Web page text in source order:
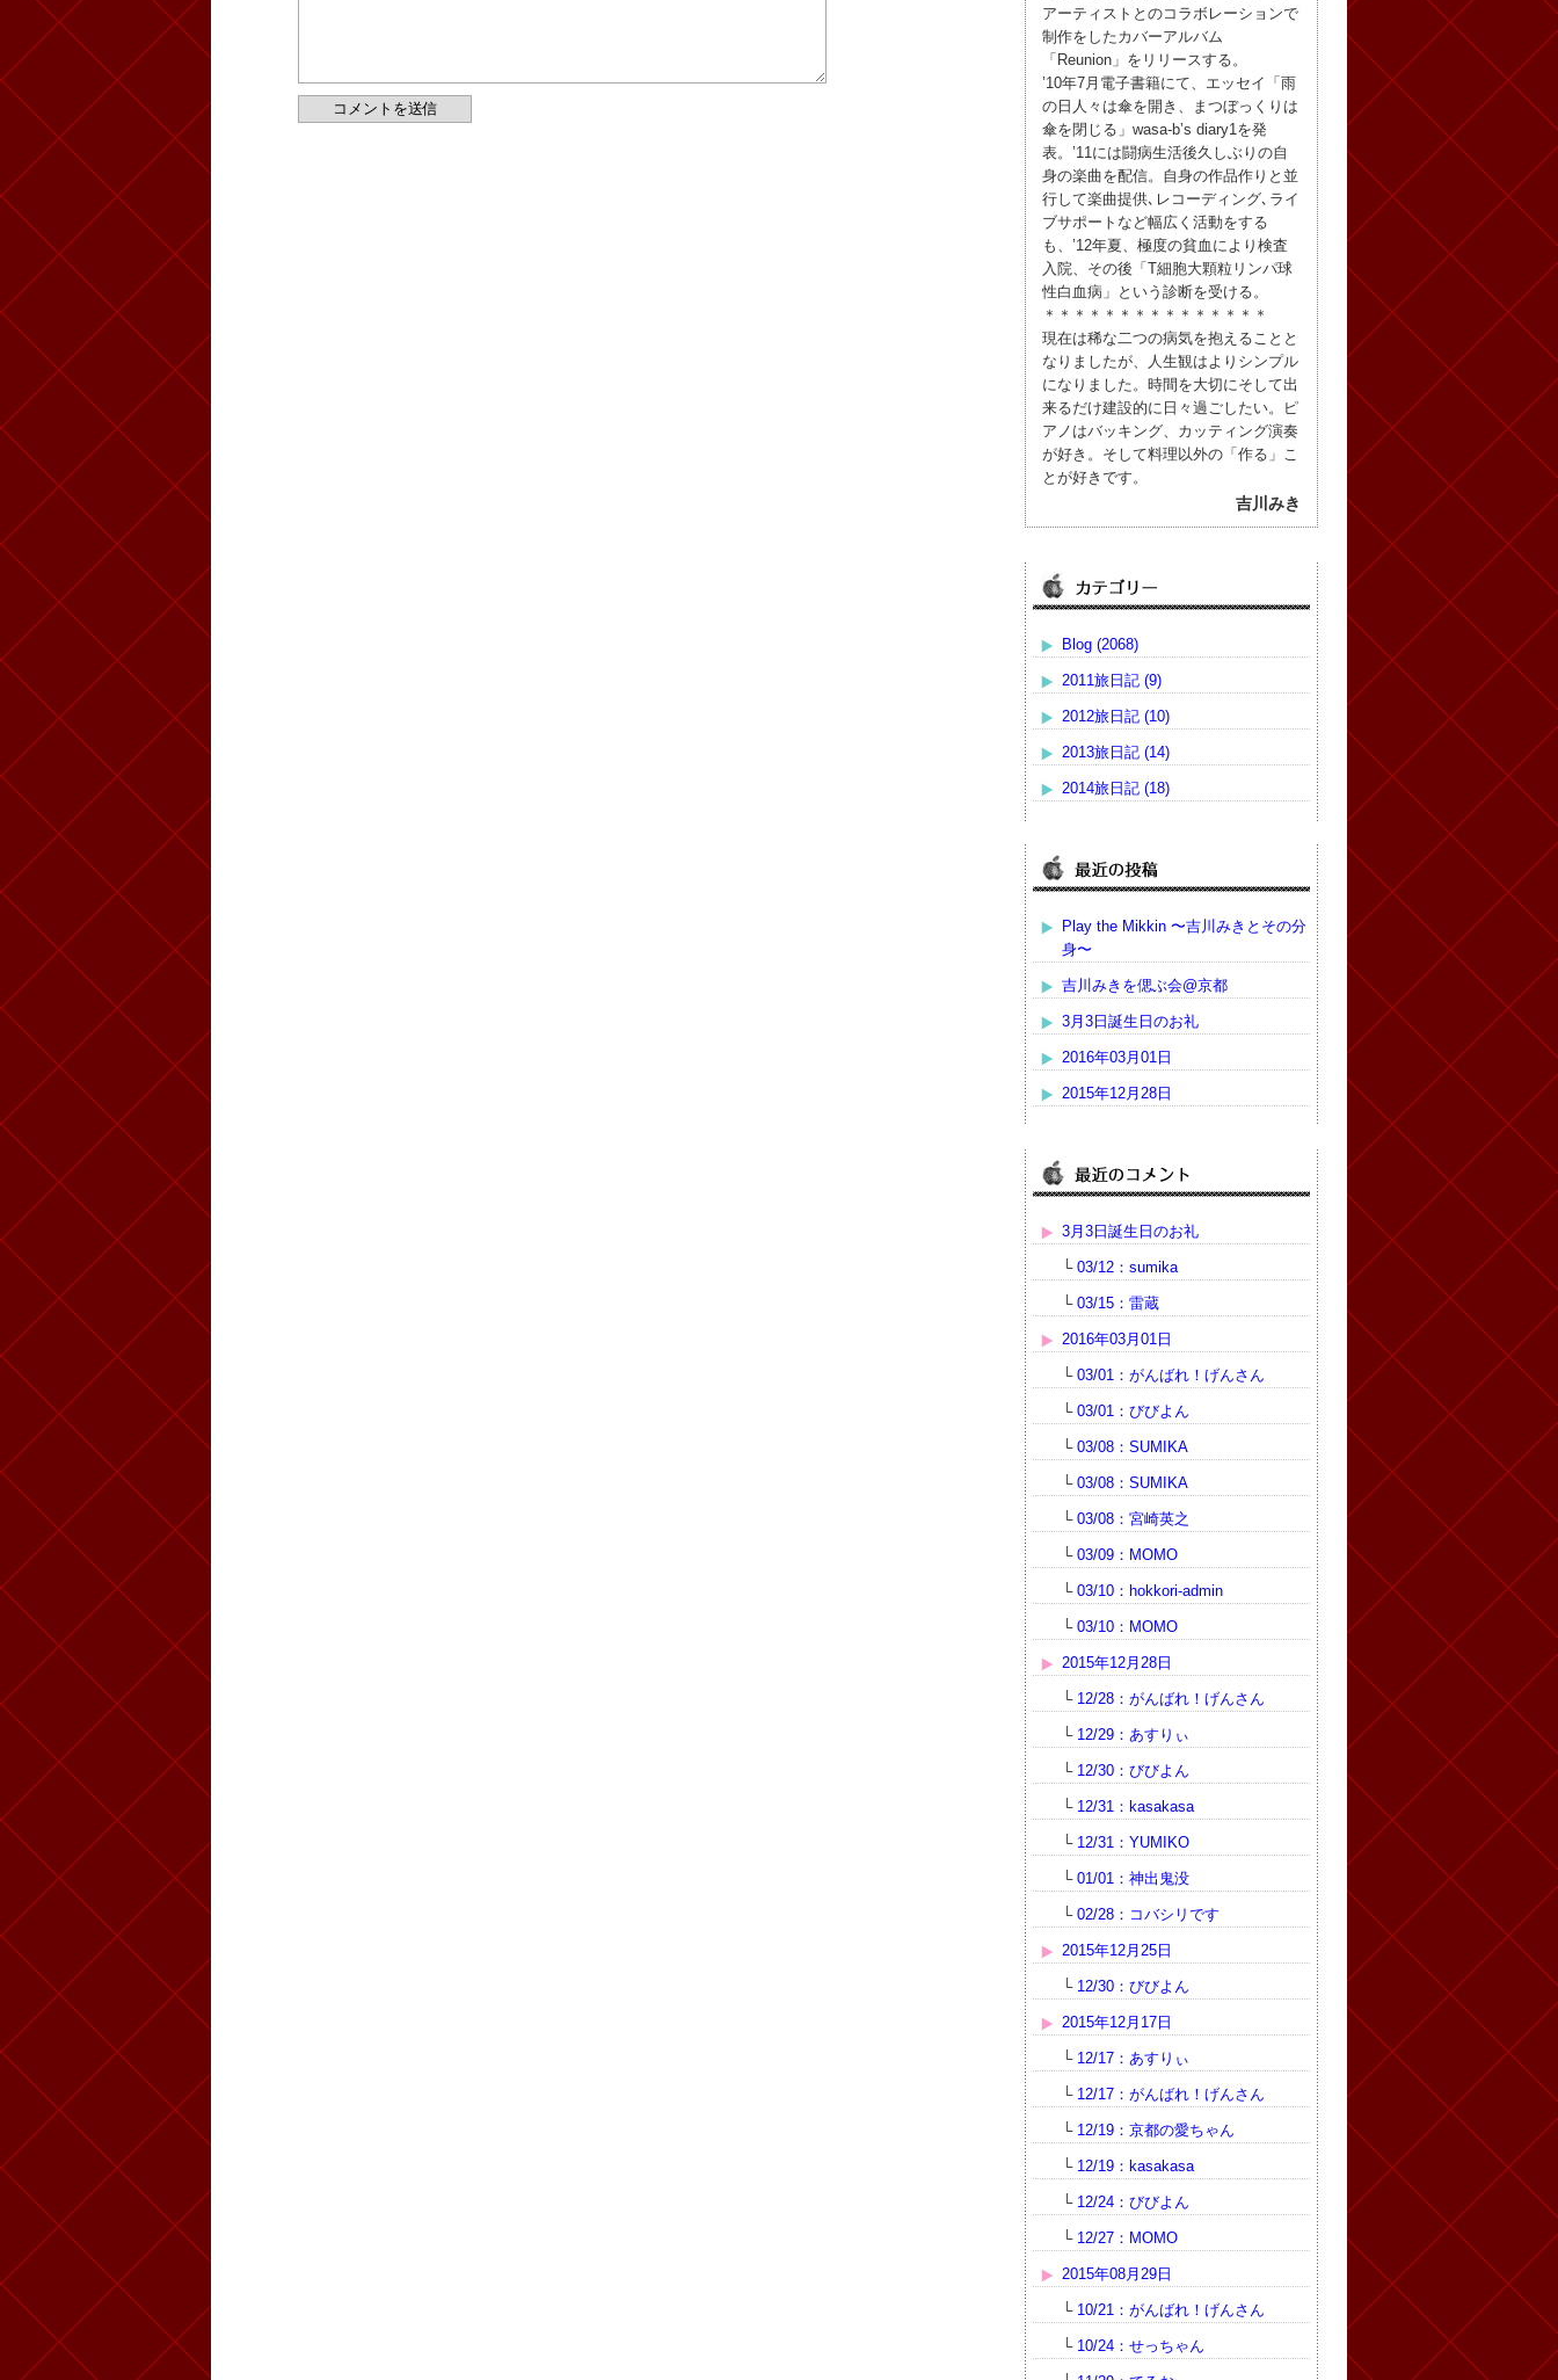
アーティストとのコラボレーションで
制作をしたカバーアルバム
「Reunion」をリリースする。
’10年7月電子書籍にて、エッセイ「雨
の日人々は傘を開き、まつぼっくりは
傘を閉じる」wasa-b’s diary1を発
表。’11には闘病生活後久しぶりの自
身の楽曲を配信。自身の作品作りと並
行して楽曲提供､レコーディング､ライ
ブサポートなど幅広く活動をする
も、’12年夏、極度の貧血により検査
入院、その後「T細胞大顆粒リンパ球
性白血病」という診断を受ける。
＊＊＊＊＊＊＊＊＊＊＊＊＊＊＊
現在は稀な二つの病気を抱えることと
なりましたが、人生観はよりシンプル
になりました。時間を大切にそして出
来るだけ建設的に日々過ごしたい。ピ
アノはバッキング、カッティング演奏
が好き。そして料理以外の「作る」こ
とが好きです。
吉川みき
Blog (2068)
2011旅日記 (9)
2012旅日記 (10)
2013旅日記 (14)
2014旅日記 (18)
Play the Mikkin 〜吉川みきとその分
身〜
吉川みきを偲ぶ会@京都
3月3日誕生日のお礼
2016年03月01日
2015年12月28日
3月3日誕生日のお礼
└ 03/12：sumika
└ 03/15：雷蔵
2016年03月01日
└ 03/01：がんばれ！げんさん
└ 03/01：びびよん
└ 03/08：SUMIKA
└ 03/08：SUMIKA
└ 03/08：宮崎英之
└ 03/09：MOMO
└ 03/10：hokkori-admin
└ 03/10：MOMO
2015年12月28日
└ 12/28：がんばれ！げんさん
└ 12/29：あすりぃ
└ 12/30：びびよん
└ 12/31：kasakasa
└ 12/31：YUMIKO
└ 01/01：神出鬼没
└ 02/28：コバシリです
2015年12月25日
└ 12/30：びびよん
2015年12月17日
└ 12/17：あすりぃ
└ 12/17：がんばれ！げんさん
└ 12/19：京都の愛ちゃん
└ 12/19：kasakasa
└ 12/24：びびよん
└ 12/27：MOMO
2015年08月29日
└ 10/21：がんばれ！げんさん
└ 10/24：せっちゃん